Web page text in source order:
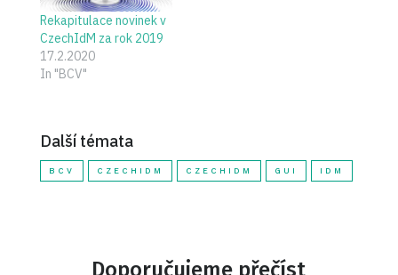
Rekapitulace novinek v
CzechIdM za rok 2019
17.2.2020
In "BCV"
Další témata
BCV CZECHIDM CZECHIDM GUI IDM
Doporučujeme přečíst